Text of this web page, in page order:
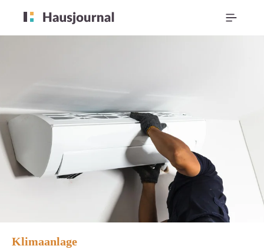
Klimaanlage